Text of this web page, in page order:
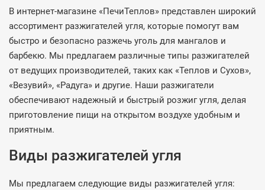
В интернет-магазине «ПечиТеплов» представлен широкий
ассортимент разжигателей угля, которые помогут вам
быстро и безопасно разжечь уголь для мангалов и
барбекю. Мы предлагаем различные типы разжигателей
от ведущих производителей, таких как «Теплов и Сухов»,
«Везувий», «Радуга» и другие. Наши разжигатели
обеспечивают надежный и быстрый розжиг угля, делая
приготовление пищи на открытом воздухе удобным и
приятным.
Виды разжигателей угля
Мы предлагаем следующие виды разжигателей угля: